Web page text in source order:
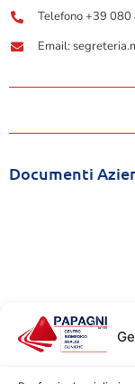
Telefono +39
Email:
Documenti